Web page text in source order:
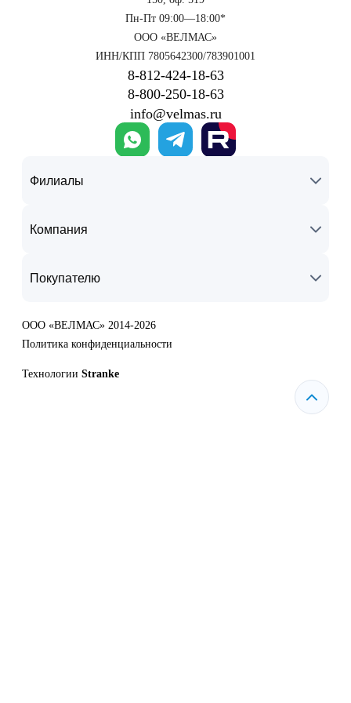
Пн-Пт 09:00—18:00*
ООО «ВЕЛМАС»
ИНН/КПП 7805642300/783901001
8‑812‑424‑18‑63
8‑800‑250‑18‑63
info@velmas.ru
Филиалы
Компания
Покупателю
ООО «ВЕЛМАС» 2014-2026
Политика конфиденциальности
Технологии Stranke